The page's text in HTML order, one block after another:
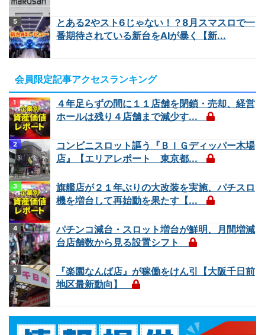
とある2やスト6じゃない！？8月スマスロで一
番期待されている新台をAIが暴く【新...
会員限定記事アクセスランキング
４年足らずの間に１１店舗を閉鎖・売却、経営
ホールは残り４店舗まで減少す...
コンビニスロット謳う『ＢＩＧディッパー木場
店』【エリアレポート 東京都...
旗艦店が２１年ぶりの大改装を実施、パチスロ
機を増台して再始動を果たす【...
パチンコ減台・スロット増台が鮮明、月間増減
台店舗数から見る設置シフト
『楽園なんば店』が稼働をけん引【大阪千日前
地区最新動向】